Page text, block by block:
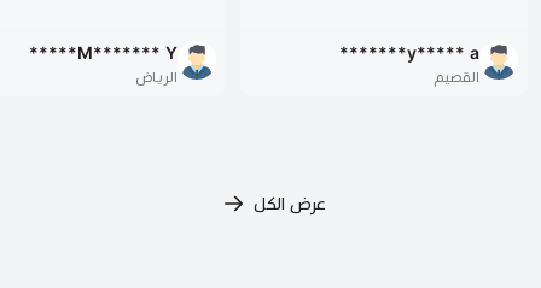
y***** a*******
القصيم
M******* Y*****
الرياض
عرض الكل